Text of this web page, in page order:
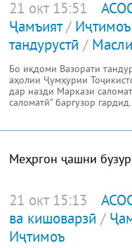
21 окт 15:51
Ҷамъият/ Иҷтимоъ
тандурустӣ /
Бо иқдоми Вазорати
аҳолии Ҷумҳурии
дар назди Маркази
саломатӣ” баргузор
Меҳргон ҷашни
21 окт 15:13
ва кишоварзӣ /
Иҷтимоъ